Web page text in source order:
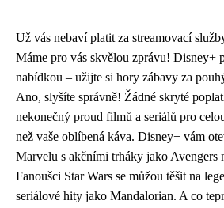
Už vás nebaví platit za streamovací
Máme pro vás skvělou zprávu! Disney+
nabídkou – užijte si hory zábavy za
Ano, slyšíte správně! Žádné skryté
nekonečný proud filmů a seriálů pro
než vaše oblíbená káva. Disney+ vám
Marvelu s akčními trháky jako Avengers
Fanoušci Star Wars se můžou těšit na
seriálové hity jako Mandalorian. A co